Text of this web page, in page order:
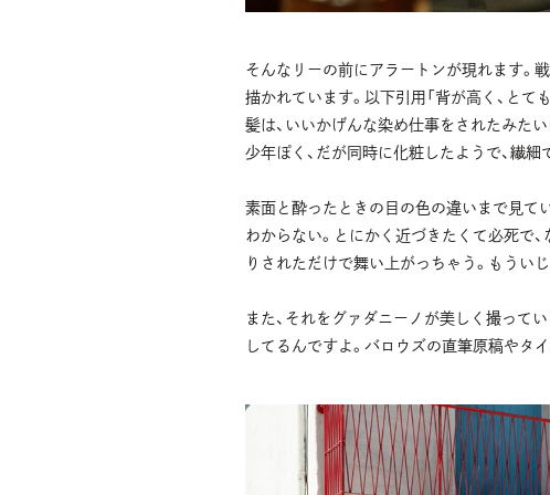
そんなリーの前にアラートンが現れます。
描かれています。以下引用「背が高く、と
髪は、いいかげんな染め仕事をされたみた
少年ぽく、だが同時に化粧したようで、繊細
素面と酔ったときの目の色の違いまで見て
わからない。とにかく近づきたくて必死で
りされただけで舞い上がっちゃう。もうい
また、それをグァダニーノが美しく撮って
してるんですよ。バロウズの直筆原稿やタ